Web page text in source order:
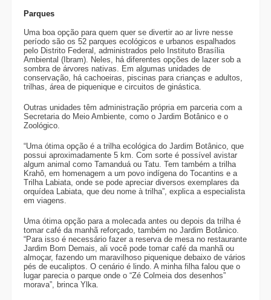
Parques
Uma boa opção para quem quer se divertir ao ar livre nesse
período são os 52 parques ecológicos e urbanos espalhados
pelo Distrito Federal, administrados pelo Instituto Brasília
Ambiental (Ibram). Neles, há diferentes opções de lazer sob a
sombra de árvores nativas. Em algumas unidades de
conservação, há cachoeiras, piscinas para crianças e adultos,
trilhas, área de piquenique e circuitos de ginástica.
Outras unidades têm administração própria em parceria com a
Secretaria do Meio Ambiente, como o Jardim Botânico e o
Zoológico.
“Uma ótima opção é a trilha ecológica do Jardim Botânico, que
possui aproximadamente 5 km. Com sorte é possível avistar
algum animal como Tamanduá ou Tatu. Tem também a trilha
Krahô, em homenagem a um povo indígena do Tocantins e a
Trilha Labiata, onde se pode apreciar diversos exemplares da
orquídea Labiata, que deu nome à trilha”, explica a especialista
em viagens.
Uma ótima opção para a molecada antes ou depois da trilha é
tomar café da manhã reforçado, também no Jardim Botânico.
“Para isso é necessário fazer a reserva de mesa no restaurante
Jardim Bom Demais, ali você pode tomar café da manhã ou
almoçar, fazendo um maravilhoso piquenique debaixo de vários
pés de eucaliptos. O cenário é lindo. A minha filha falou que o
lugar parecia o parque onde o “Zé Colmeia dos desenhos”
morava”, brinca Ylka.